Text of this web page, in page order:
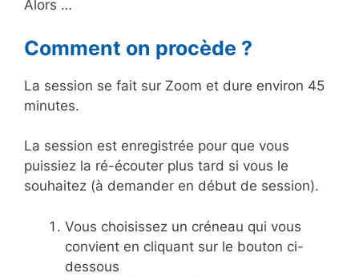
Alors …
Comment on procède ?
La session se fait sur Zoom et dure environ 45
minutes.
La session est enregistrée pour que vous
puissiez la ré-écouter plus tard si vous le
souhaitez (à demander en début de session).
Vous choisissez un créneau qui vous
convient en cliquant sur le bouton ci-
dessous